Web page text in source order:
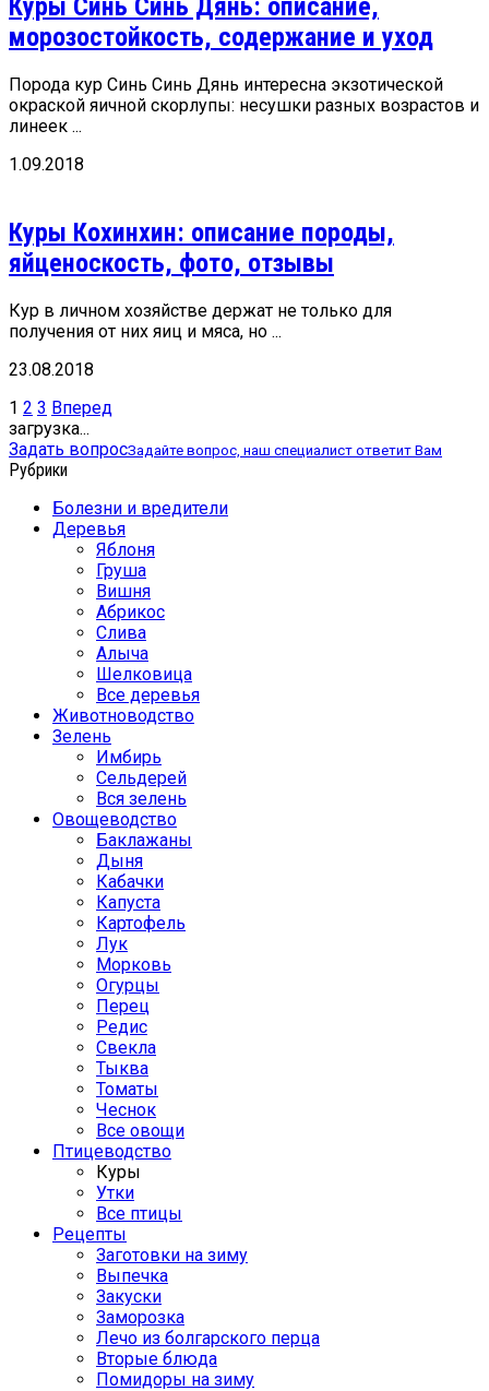
Куры Синь Синь Дянь: описание,
морозостойкость, содержание и уход
Порода кур Синь Синь Дянь интересна экзотической
окраской яичной скорлупы: несушки разных возрастов и
линеек ...
1.09.2018
Куры Кохинхин: описание породы,
яйценоскость, фото, отзывы
Кур в личном хозяйстве держат не только для
получения от них яиц и мяса, но ...
23.08.2018
Пагинация
записей
1 2 3 Вперед
загрузка...
Задать вопросЗадайте вопрос, наш специалист ответит Вам
Рубрики
Болезни и вредители
Деревья
Яблоня
Груша
Вишня
Абрикос
Слива
Алыча
Шелковица
Все деревья
Животноводство
Зелень
Имбирь
Сельдерей
Вся зелень
Овощеводство
Баклажаны
Дыня
Кабачки
Капуста
Картофель
Лук
Морковь
Огурцы
Перец
Редис
Свекла
Тыква
Томаты
Чеснок
Все овощи
Птицеводство
Куры
Утки
Все птицы
Рецепты
Заготовки на зиму
Выпечка
Закуски
Заморозка
Лечо из болгарского перца
Вторые блюда
Помидоры на зиму